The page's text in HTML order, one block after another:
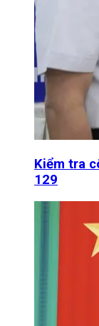
Kiểm tra
129